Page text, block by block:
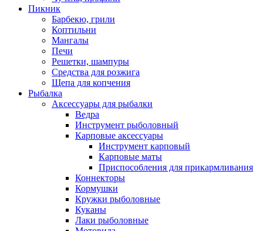
Пикник
Барбекю, грили
Коптильни
Мангалы
Печи
Решетки, шампуры
Средства для розжига
Щепа для копчения
Рыбалка
Аксессуары для рыбалки
Ведра
Инструмент рыболовный
Карповые аксессуары
Инструмент карповый
Карповые маты
Приспособления для прикармливания
Коннекторы
Кормушки
Кружки рыболовные
Куканы
Лаки рыболовные